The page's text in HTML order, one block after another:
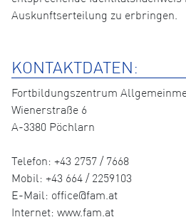
Auskunftserteilung zu erbringen.
KONTAKTDATEN:
Fortbildungszentrum
Wienerstraße 6
A-3380 Pöchlarn
Telefon: +43 2757 / 7668
Mobil: +43 664 / 2259103
E-Mail: office@fam.at
Internet: www.fam.at